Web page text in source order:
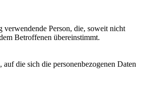
verwendende Person, die, soweit nicht
Betroffenen übereinstimmt.
auf die sich die personenbezogenen Daten